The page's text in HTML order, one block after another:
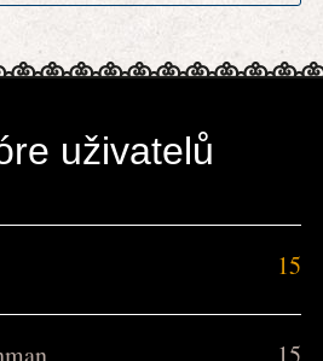
uživatelů
15